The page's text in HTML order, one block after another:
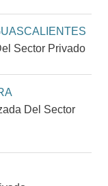
Sector Privado
Del Sector